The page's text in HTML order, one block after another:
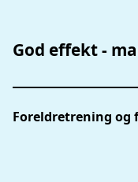
God effekt -
Foreldretrening og